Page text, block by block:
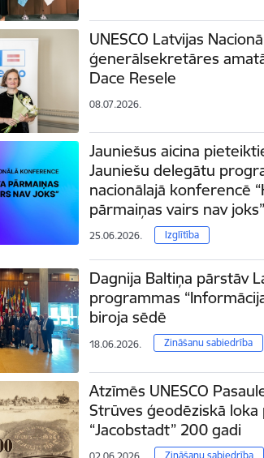
UNESCO Latvijas
ģenerālsekretāres
Dace Resele
08.07.2026.
Jauniešus aicina
Jauniešu delegātu
nacionālajā konferencē
pārmaiņas vairs nav joks”
25.06.2026. Izglītība
Dagnija Baltiņa pārstāv
programmas
biroja sēdē
18.06.2026. Zināšanu sabiedrība
Atzīmēs UNESCO
Strūves ģeodēziskā loka
“Jacobstadt” 200 gadi
Zināšanu sabiedrība